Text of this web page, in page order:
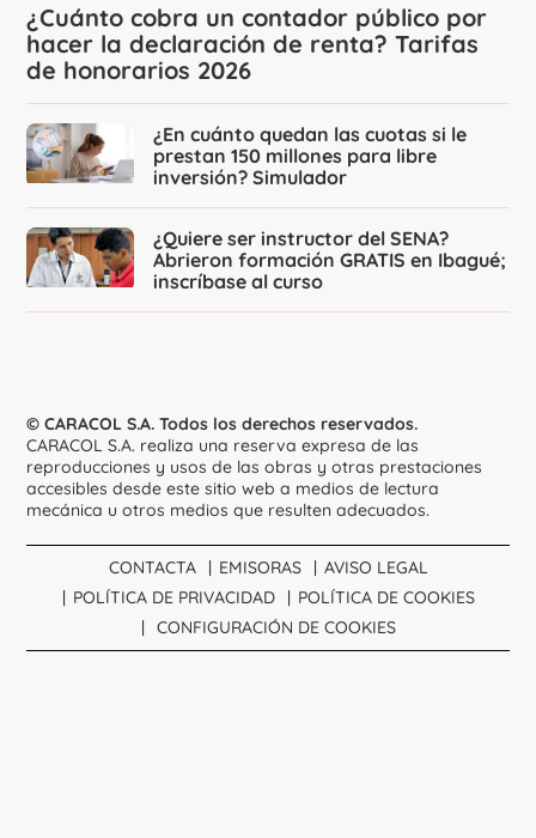
¿Cuánto cobra un contador público por
hacer la declaración de renta? Tarifas
de honorarios 2026
¿En cuánto quedan las cuotas si le
prestan 150 millones para libre
inversión? Simulador
¿Quiere ser instructor del SENA?
Abrieron formación GRATIS en Ibagué;
inscríbase al curso
© CARACOL S.A. Todos los derechos reservados.
CARACOL S.A. realiza una reserva expresa de las
reproducciones y usos de las obras y otras prestaciones
accesibles desde este sitio web a medios de lectura
mecánica u otros medios que resulten adecuados.
CONTACTA EMISORAS
AVISO LEGAL
POLÍTICA DE PRIVACIDAD
POLÍTICA DE COOKIES
CONFIGURACIÓN DE COOKIES